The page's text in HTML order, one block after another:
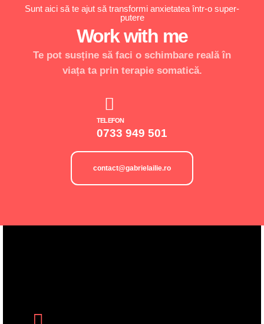
Sunt aici să te ajut să transformi anxietatea într-o super-
putere
Work with me
Te pot susține să faci o schimbare reală în
viața ta prin terapie somatică.
TELEFON
0733 949 501
contact@gabrielailie.ro